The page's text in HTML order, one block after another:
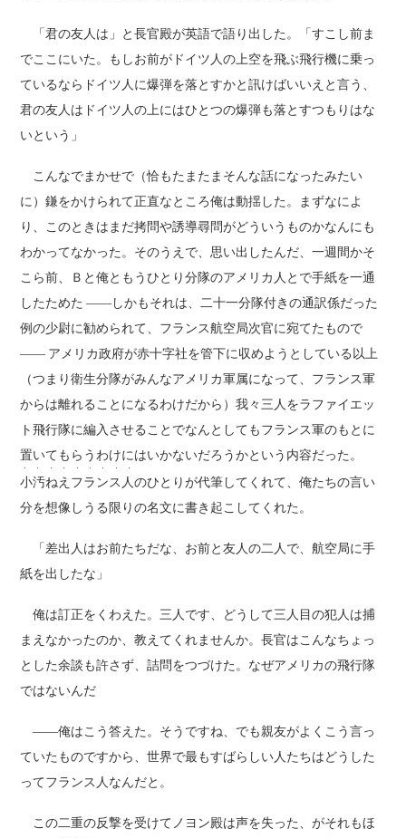
「君の友人は」と長官殿が英語で語り出した。「すこし前ま
でここにいた。もしお前がドイツ人の上空を飛ぶ飛行機に乗っ
ているならドイツ人に爆弾を落とすかと訊けばいいえと言う、
君の友人はドイツ人の上にはひとつの爆弾も落とすつもりはな
いという」
こんなでまかせで（恰もたまたまそんな話になったみたい
に）鎌をかけられて正直なところ俺は動揺した。まずなによ
り、このときはまだ拷問や誘導尋問がどういうものかなんにも
わかってなかった。そのうえで、思い出したんだ、一週間かそ
こら前、Ｂと俺ともうひとり分隊のアメリカ人とで手紙を一通
したためた ――しかもそれは、二十一分隊付きの通訳係だった
例の少尉に勧められて、フランス航空局次官に宛てたもので
―― アメリカ政府が赤十字社を管下に収めようとしている以上
（つまり衛生分隊がみんなアメリカ軍属になって、フランス軍
からは離れることになるわけだから）我々三人をラファイエッ
ト飛行隊に編入させることでなんとしてもフランス軍のもとに
置いてもらうわけにはいかないだろうかという内容だった。
小汚ねえフランス人
・ ・ ・ ・ ・ ・ ・ ・ ・
のひとりが代筆してくれて、俺たちの言い
分を想像しうる限りの名文に書き起こしてくれた。
「差出人はお前たちだな、お前と友人の二人で、航空局に手
紙を出したな」
俺は訂正をくわえた。三人です、どうして三人目の犯人は捕
まえなかったのか、教えてくれませんか。長官はこんなちょっ
とした余談も許さず、詰問をつづけた。なぜアメリカの飛行隊
ではないんだ
――俺はこう答えた。そうですね、でも親友がよくこう言っ
ていたものですから、世界で最もすばらしい人たちはどうした
ってフランス人なんだと。
この二重の反撃を受けてノヨン殿は声を失った、がそれもほ